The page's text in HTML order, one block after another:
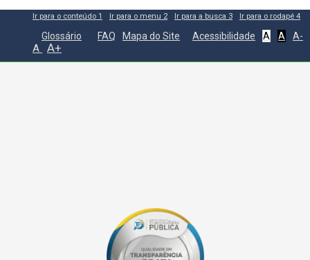
Ir para o conteúdo 1 Ir para o menu 2 Ir para a busca 3 Ir para o rodapé 4
Glossário FAQ Mapa do Site Acessibilidade A A A-
A A+